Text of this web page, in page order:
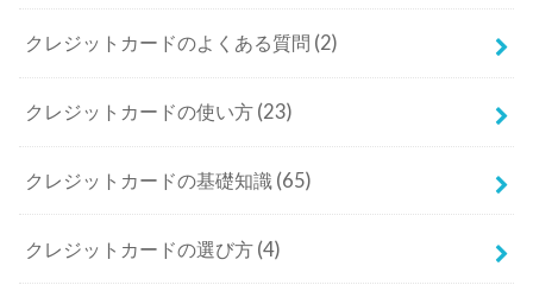
クレジットカードのよくある質問 (2)
クレジットカードの使い方 (23)
クレジットカードの基礎知識 (65)
クレジットカードの選び方 (4)